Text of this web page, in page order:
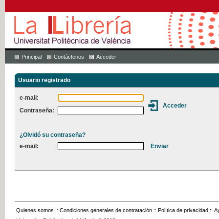
Principal Contáctenos Acceder
Usuario registrado
e-mail:
Contraseña:
¿Olvidó su contraseña?
e-mail:
Quienes somos :: Condiciones generales de contratación :: Política de privacidad ::